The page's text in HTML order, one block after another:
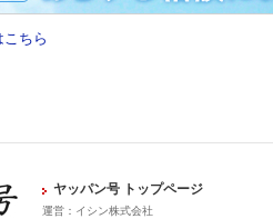
ちら
ヤッパン号 トップページ
運営：イシン株式会社